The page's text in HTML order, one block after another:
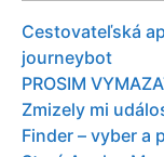
Cestovateľská
journeybot
PROSIM
Zmizely mi
Finder – vyber a